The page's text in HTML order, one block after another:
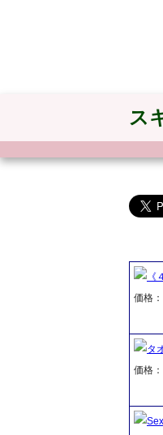
ス
価格：
タ
価格：